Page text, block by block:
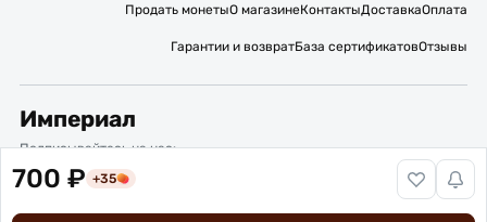
700 ₽ +35
Продать монетыО магазинеКонтактыДоставкаОплата
Гарантии и возвратБаза сертификатовОтзывы
Империал
Подписывайтесь на нас:
Вакансии
Политика обработки персональных данных